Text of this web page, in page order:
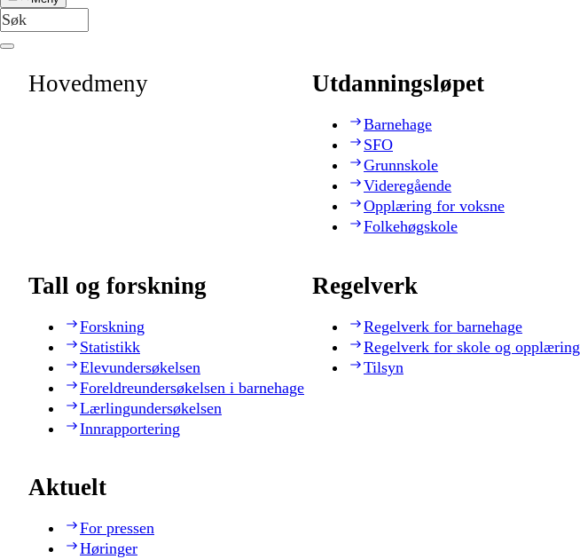
Hovedmeny Utdanningsløpet
Barnehage
SFO
Grunnskole
Videregående
Opplæring for voksne
Folkehøgskole
Tall og forskning
Forskning
Statistikk
Elevundersøkelsen
Foreldreundersøkelsen i barnehage
Lærlingundersøkelsen
Innrapportering
Regelverk
Regelverk for barnehage
Regelverk for skole og opplæring
Tilsyn
Aktuelt
For pressen
Høringer